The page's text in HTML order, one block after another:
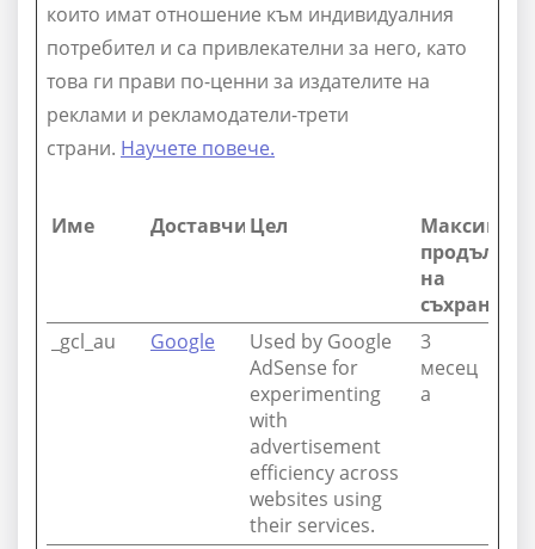
които имат отношение към индивидуалния
потребител и са привлекателни за него, като
това ги прави по-ценни за издателите на
реклами и рекламодатели-трети
страни. Научете повече.
Име ДоставчикЦел
на
_gcl_au
Google
Used by Google
AdSense for
experimenting
with
advertisement
efficiency across
websites using
their services.
3
месец
а